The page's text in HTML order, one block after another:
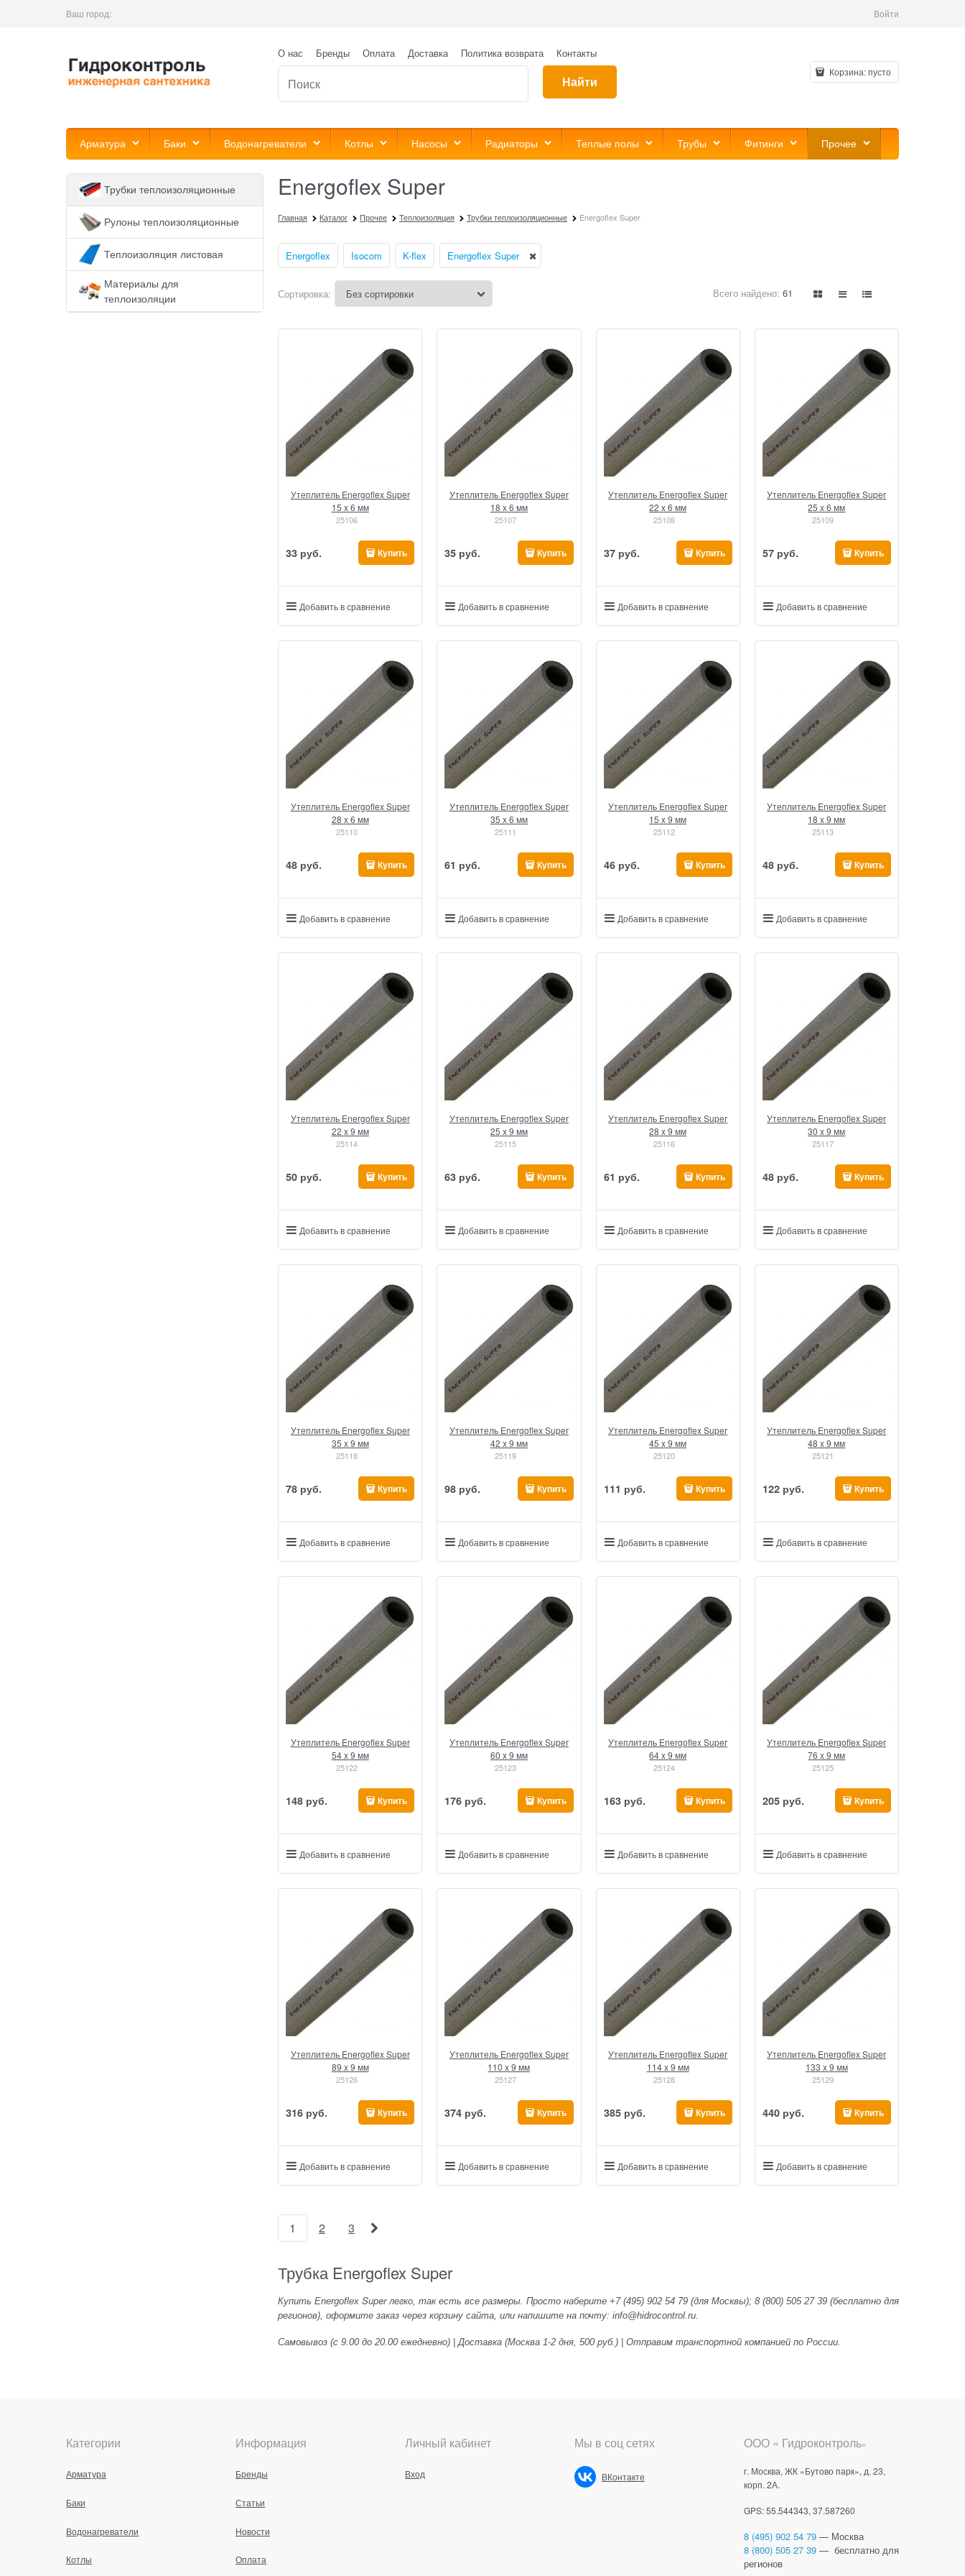
Ваш город: Войти
О нас Бренды Оплата Доставка Политика возврата Контакты
Найти
Корзина:пусто
Арматура Баки Водонагреватели Котлы Насосы Радиаторы Теплые полы Трубы Фитинги Прочее
Трубки теплоизоляционные
Рулоны теплоизоляционные
Теплоизоляция листовая
Материалы для
теплоизоляции
Energoflex Super
Главная Каталог Прочее Теплоизоляция Трубки теплоизоляционные Energoflex Super
Energoflex Isocom K-flex Energoflex Super
Сортировка: Всего найдено: 61
Утеплитель Energoflex Super
15 x 6 мм
25106
33 руб. Купить
Добавить в сравнение
Утеплитель Energoflex Super
18 x 6 мм
25107
35 руб. Купить
Добавить в сравнение
Утеплитель Energoflex Super
22 x 6 мм
25108
37 руб. Купить
Добавить в сравнение
Утеплитель Energoflex Super
25 x 6 мм
25109
57 руб. Купить
Добавить в сравнение
Утеплитель Energoflex Super
28 x 6 мм
25110
48 руб. Купить
Добавить в сравнение
Утеплитель Energoflex Super
35 x 6 мм
25111
61 руб. Купить
Добавить в сравнение
Утеплитель Energoflex Super
15 x 9 мм
25112
46 руб. Купить
Добавить в сравнение
Утеплитель Energoflex Super
18 x 9 мм
25113
48 руб. Купить
Добавить в сравнение
Утеплитель Energoflex Super
22 x 9 мм
25114
50 руб. Купить
Добавить в сравнение
Утеплитель Energoflex Super
25 x 9 мм
25115
63 руб. Купить
Добавить в сравнение
Утеплитель Energoflex Super
28 x 9 мм
25116
61 руб. Купить
Добавить в сравнение
Утеплитель Energoflex Super
30 x 9 мм
25117
48 руб. Купить
Добавить в сравнение
Утеплитель Energoflex Super
35 x 9 мм
25118
78 руб. Купить
Добавить в сравнение
Утеплитель Energoflex Super
42 x 9 мм
25119
98 руб. Купить
Добавить в сравнение
Утеплитель Energoflex Super
45 x 9 мм
25120
111 руб. Купить
Добавить в сравнение
Утеплитель Energoflex Super
48 x 9 мм
25121
122 руб. Купить
Добавить в сравнение
Утеплитель Energoflex Super
54 x 9 мм
25122
148 руб. Купить
Добавить в сравнение
Утеплитель Energoflex Super
60 x 9 мм
25123
176 руб. Купить
Добавить в сравнение
Утеплитель Energoflex Super
64 x 9 мм
25124
163 руб. Купить
Добавить в сравнение
Утеплитель Energoflex Super
76 x 9 мм
25125
205 руб. Купить
Добавить в сравнение
Утеплитель Energoflex Super
89 x 9 мм
25126
316 руб. Купить
Добавить в сравнение
Утеплитель Energoflex Super
110 x 9 мм
25127
374 руб. Купить
Добавить в сравнение
Утеплитель Energoflex Super
114 x 9 мм
25128
385 руб. Купить
Добавить в сравнение
Утеплитель Energoflex Super
133 x 9 мм
25129
440 руб. Купить
Добавить в сравнение
1 2 3
Трубка Energoflex Super
Купить Energoflex Superлегко, так есть все размеры. Просто наберите +7 (495) 902 54 79 (для Москвы); 8 (800) 505 27 39 (бесплатно для
регионов), оформите заказ через корзину сайта, или напишите на почту: info@hidrocontrol.ru.
Самовывоз (с 9.00 до 20.00 ежедневно) | Доставка (Москва 1-2 дня, 500 руб.) | Отправим транспортной компанией по России.
Категории
Арматура
Баки
Водонагреватели
Котлы
Информация
Бренды
Статьи
Новости
Оплата
Личный кабинет
Вход
Мы в соц сетях
ВКонтакте
ООО « Гидроконтроль»
г. Москва, ЖК «Бутово парк», д. 23,
корп. 2А.
GPS: 55.544343, 37.587260
8 (495) 902 54 79 — Москва
8 (800) 505 27 39 — бесплатно для
регионов